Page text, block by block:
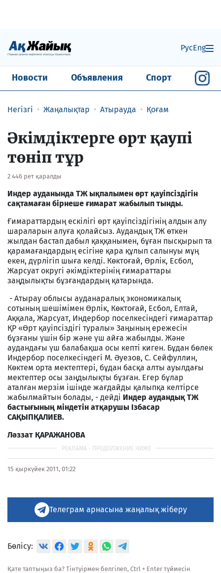
РусEng
Новости Объявления Спорт
Негізгі Жаңалықтар Атырауда Қоғам
Әкімдіктерге өрт қаупі
төніп тұр
2 446 рет қаралды
Индер ауданында ТЖ ықпалымен өрт қауіпсіздігін
сақтамаған бірнеше ғимарат жабылып тынды.
Ғимараттардың ескілігі өрт қауіпсіздігінің алдын алу
шараларын алуға қолайсыз. Аудандық ТЖ өткен
жылдан бастап дабыл қаққанымен, бұған пысқырып та
қарамағандардың есігіне қара құлып салынуы мұң
екен, дүрлігіп шыға келді. Көктоғай, Өрлік, Есбол,
Жарсуат округі әкімдіктерінің ғимараттары
заңдылықты бұзғандардың қатарында.
- Атырау облысы ауданаралық экономикалық
сотының шешімімен Өрлік, Көктоғай, Есбол, Елтай,
Аққала, Жарсуат, Индербор поселкесіндегі ғимараттар
ҚР «Өрт қауіпсіздігі туралы» Заңының ережесін
бұзғаны үшін бір және үш айға жабылды. Және
аудандағы үш балабақша осы кепті киген. Бұдан бөлек
Индербор поселкесіндегі М. Әуезов, С. Сейфуллин,
Көктем орта мектептері, бұдан басқа алты ауылдағы
мектептер осы заңдылықты бұзған. Егер бұлар
аталған мерзім ішінде жағдайды қалыпқа келтірсе
жабылмайтын болады, - дейді Индер аудандық ТЖ
бастығының міндетін атқарушы Ізбасар
САҚЫПҚАЛИЕВ.
Ләззат ҚАРАЖАНОВА
15 қыркүйек 2011, 01:22
Телеграм арнасына жаңалық жіберу
Бөлісу:
Қате таптыңыз ба? Тінтуірмен белгілеп, Ctrl + Enter түймесін